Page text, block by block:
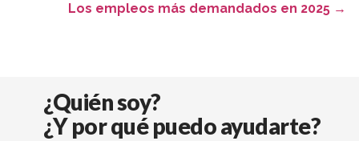
Los empleos más demandados en 2025 →
¿Quién soy?
¿Y por qué puedo ayudarte?